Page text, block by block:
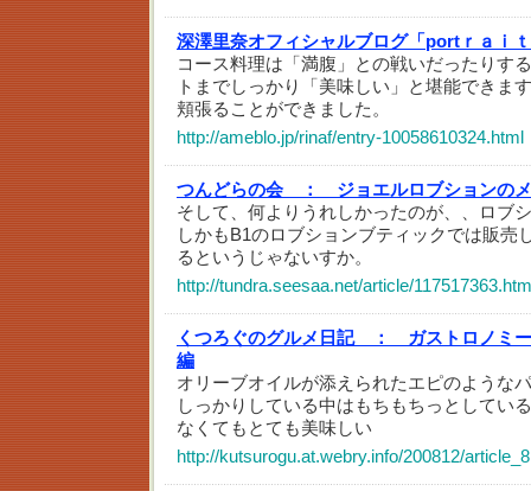
深澤里奈オフィシャルブログ「portｒａｉ
コース料理は「満腹」との戦いだったりす
トまでしっかり「美味しい」と堪能できま
頬張ることができました。
http://ameblo.jp/rinaf/entry-10058610324.html
つんどらの会 ：
ジョエルロブションの
そして、何よりうれしかったのが、、ロブ
しかもB1のロブションブティックでは販売
るというじゃないすか。
http://tundra.seesaa.net/article/
くつろぐのグルメ日記 ：
ガストロノミ
編
オリーブオイルが添えられたエピのような
しっかりしている中はもちもちっとしてい
なくてもとても美味しい
http://kutsurogu.at.webry.info/200812/